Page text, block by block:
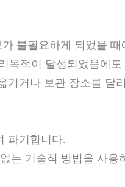
불필요하게 되었을
적이 달성되었음에
거나 보관 장소를
파기합니다.
는 기술적 방법을 사용